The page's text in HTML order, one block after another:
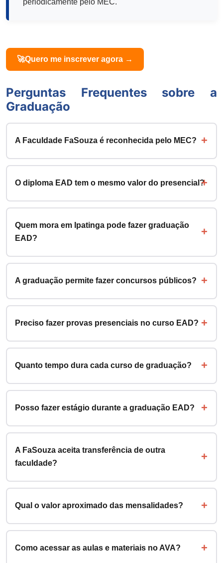
periodicamente pelo MEC.
🚀Quero me inscrever agora →
Perguntas Frequentes sobre a
Graduação
A Faculdade FaSouza é reconhecida pelo MEC?
O diploma EAD tem o mesmo valor do presencial?
Quem mora em Ipatinga pode fazer graduação
EAD?
A graduação permite fazer concursos públicos?
Preciso fazer provas presenciais no curso EAD?
Quanto tempo dura cada curso de graduação?
Posso fazer estágio durante a graduação EAD?
A FaSouza aceita transferência de outra
faculdade?
Qual o valor aproximado das mensalidades?
Como acessar as aulas e materiais no AVA?